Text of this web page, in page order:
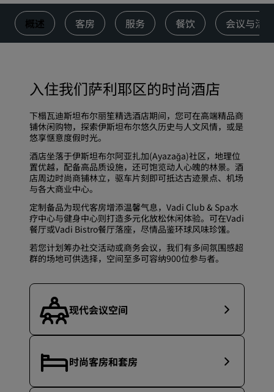
概述 客房 服务 餐饮 会议与活动
入住我们萨利耶区的时尚酒店
下榻瓦迪斯坦布尔丽笙精选酒店期间，您可在高端精品商
铺休闲购物，探索伊斯坦布尔悠久历史与人文风情，或是
悠享惬意度假时光。
酒店坐落于伊斯坦布尔阿亚扎加(Ayazağa)社区，地理位
置优越，配备高品质设施，还可饱览动人心魄的林景。酒
店周边时尚商铺林立，驱车片刻即可抵达古迹景点、机场
与各大商业中心。
定制备品为现代客房增添温馨气息， Vadi Club & Spa水
疗中心与健身中心则打造多元化放松休闲体验。可在Vadi
餐厅或Vadi Bistro餐厅落座，尽情品鉴环球风味珍馐。
若您计划筹办社交活动或商务会议，我们有多间氛围感超
群的场地可供选择，空间至多可容纳900位参与者。
现代会议空间
时尚客房和套房